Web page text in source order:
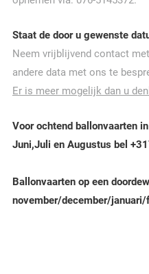
Staat de door u gewenste
Neem vrijblijvend contact
andere data met ons te
Er is meer mogelijk dan u
Voor ochtend ballonvaarten
Juni,Juli en Augustus bel
Ballonvaarten op een
november/december/